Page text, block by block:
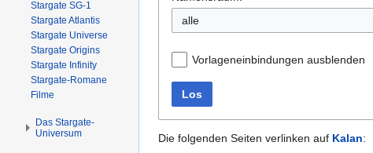
n
s
n
g
alle
Vorlageneinbindungen ausblenden
Los
Die folgenden Seiten verlinken auf Kalan:
Stargate SG-1
Stargate Atlantis
Stargate Universe
Stargate Origins
Stargate Infinity
Stargate-Romane
Filme
Das Stargate-
Universum